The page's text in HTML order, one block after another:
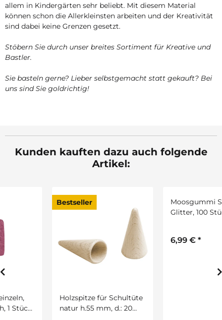
allem in Kindergärten sehr beliebt. Mit diesem Material
können schon die Allerkleinsten arbeiten und der Kreativität
sind dabei keine Grenzen gesetzt.
Stöbern Sie durch unser breites Sortiment für Kreative und
Bastler.
Sie basteln gerne? Lieber selbstgemacht statt gekauft? Bei
uns sind Sie goldrichtig!
Kunden kauften dazu auch folgende
Artikel:
Holzspitze für Schultüte
natur h.55 mm, d.: 20
Moosgummi Sterne mit
Glitter, 100 Stück